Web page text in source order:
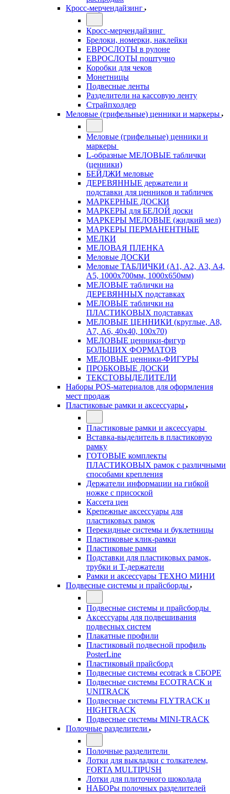
Кросс-мерчендайзинг
Кросс-мерчендайзинг
Брелоки, номерки, наклейки
ЕВРОСЛОТЫ в рулоне
ЕВРОСЛОТЫ поштучно
Коробки для чеков
Монетницы
Подвесные ленты
Разделители на кассовую ленту
Страйпхолдер
Меловые (грифельные) ценники и маркеры
Меловые (грифельные) ценники и
маркеры
L-образные МЕЛОВЫЕ таблички
(ценники)
БЕЙДЖИ меловые
ДЕРЕВЯННЫЕ держатели и
подставки для ценников и табличек
МАРКЕРНЫЕ ДОСКИ
МАРКЕРЫ для БЕЛОЙ доски
МАРКЕРЫ МЕЛОВЫЕ (жидкий мел)
МАРКЕРЫ ПЕРМАНЕНТНЫЕ
МЕЛКИ
МЕЛОВАЯ ПЛЕНКА
Меловые ДОСКИ
Меловые ТАБЛИЧКИ (А1, А2, А3, А4,
А5, 1000х700мм, 1000х650мм)
МЕЛОВЫЕ таблички на
ДЕРЕВЯННЫХ подставках
МЕЛОВЫЕ таблички на
ПЛАСТИКОВЫХ подставках
МЕЛОВЫЕ ЦЕННИКИ (круглые, А8,
А7, А6, 40х40, 100х70)
МЕЛОВЫЕ ценники-фигур
БОЛЬШИХ ФОРМАТОВ
МЕЛОВЫЕ ценники-ФИГУРЫ
ПРОБКОВЫЕ ДОСКИ
ТЕКСТОВЫДЕЛИТЕЛИ
Наборы POS-материалов для оформления
мест продаж
Пластиковые рамки и аксессуары
Пластиковые рамки и аксессуары
Вставка-выделитель в пластиковую
рамку
ГОТОВЫЕ комплекты
ПЛАСТИКОВЫХ рамок с различными
способами крепления
Держатели информации на гибкой
ножке с присоской
Кассета цен
Крепежные аксессуары для
пластиковых рамок
Перекидные системы и буклетницы
Пластиковые клик-рамки
Пластиковые рамки
Подставки для пластиковых рамок,
трубки и Т-держатели
Рамки и аксессуары ТЕХНО МИНИ
Подвесные системы и прайсборды
Подвесные системы и прайсборды
Аксессуары для подвешивания
подвесных систем
Плакатные профили
Пластиковый подвесной профиль
PosterLine
Пластиковый прайсборд
Подвесные системы ecotrack в СБОРЕ
Подвесные системы ECOTRACK и
UNITRACK
Подвесные системы FLYTRACK и
HIGHTRACK
Подвесные системы MINI-TRACK
Полочные разделители
Полочные разделители
Лотки для выкладки с толкателем,
FORTA MULTIPUSH
Лотки для плиточного шоколада
НАБОРы полочных разделителей